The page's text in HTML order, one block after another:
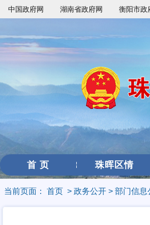
中国政府网 湖南省政府网 衡阳市政
首 页 珠晖区情
当前页面： 首页 > 政务公开 > 部门信息